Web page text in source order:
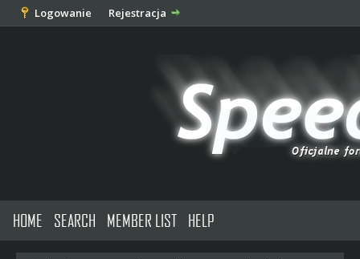
Logowanie Rejestracja
HOME SEARCH MEMBER LIST HELP